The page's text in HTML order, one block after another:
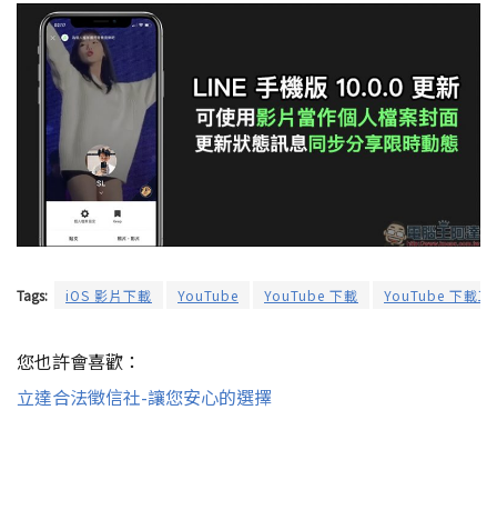
Tags: iOS 影片下載 YouTube YouTube 下載 YouTube 下載工
您也許會喜歡：
立達合法徵信社-讓您安心的選擇